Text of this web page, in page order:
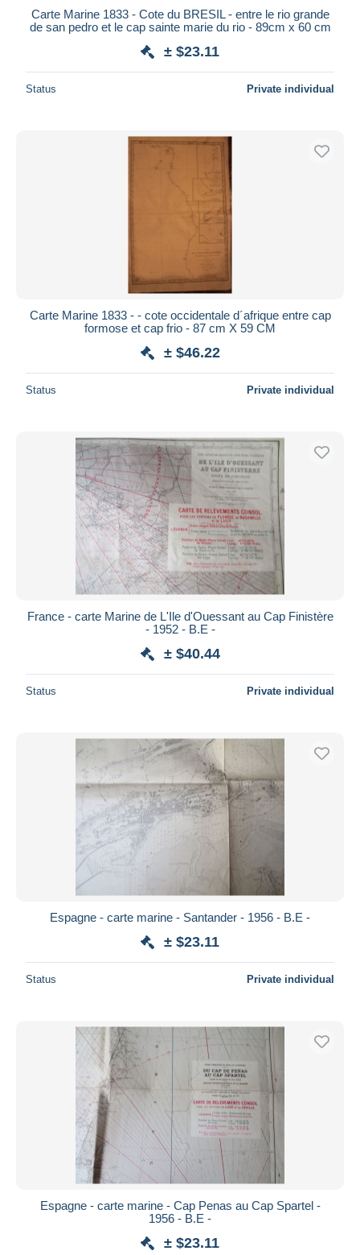
Carte Marine 1833 - Cote du BRESIL - entre le rio grande
de san pedro et le cap sainte marie du rio - 89cm x 60 cm
± $23.11
Status Private individual
Carte Marine 1833 - - cote occidentale d´afrique entre cap
formose et cap frio - 87 cm X 59 CM
± $46.22
Status Private individual
France - carte Marine de L'Ile d'Ouessant au Cap Finistère
- 1952 - B.E -
± $40.44
Status Private individual
Espagne - carte marine - Santander - 1956 - B.E -
± $23.11
Status Private individual
Espagne - carte marine - Cap Penas au Cap Spartel -
1956 - B.E -
± $23.11